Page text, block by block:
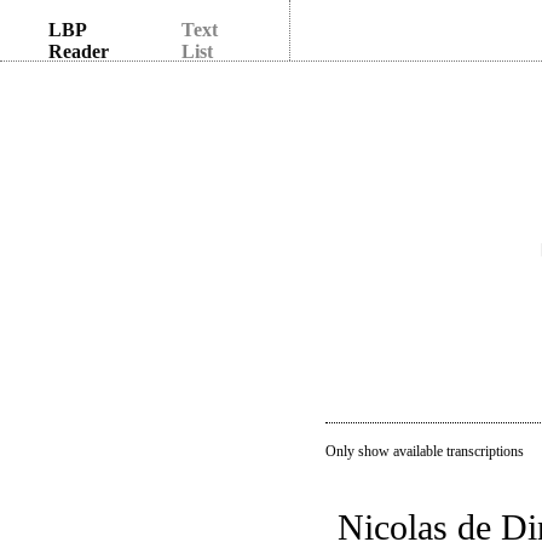
LBP
Reader
Text
List
Only show available transcriptions
Nicolas de